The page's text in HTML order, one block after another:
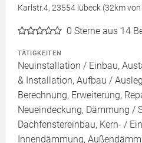
Karlstr.4, 23554 lübeck (32km
0 Sterne aus 14
TÄTIGKEITEN
Neuinstallation / Einbau,
& Installation, Aufbau /
Berechnung, Erweiterung,
Neueindeckung, Dämmung /
Dachfenstereinbau, Kern- /
Innendämmung,